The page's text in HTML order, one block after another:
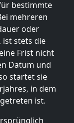
bestimmte
mehreren
oder
ist stets die
Frist nicht
Datum und
startet sie
in dem
ist.